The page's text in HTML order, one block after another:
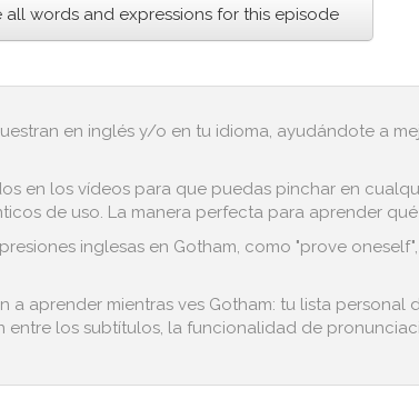
all words and expressions for this episode
en inglés y/o en tu idioma, ayudándote a
en los vídeos para que puedas pinchar en
de uso. La manera perfecta para aprender qué
inglesas en Gotham, como "prove
a aprender mientras ves Gotham: tu lista
entre los subtítulos, la funcionalidad de